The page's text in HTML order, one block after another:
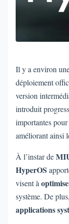
Il y a environ
déploiement
version
introduit
importantes
améliorant ainsi
À l’instar de
HyperOS
visent à
système. De
applications